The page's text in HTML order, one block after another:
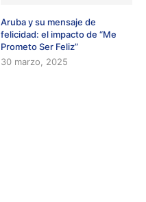
Aruba y su mensaje de
felicidad: el impacto de “Me
Prometo Ser Feliz”
30 marzo, 2025